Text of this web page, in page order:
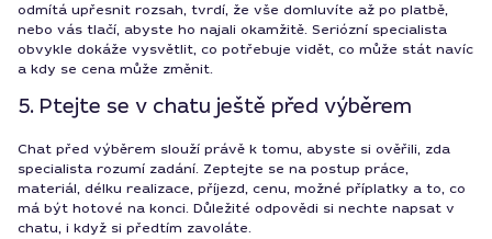
odmítá upřesnit rozsah, tvrdí, že vše domluvíte až po platbě,
nebo vás tlačí, abyste ho najali okamžitě. Seriózní specialista
obvykle dokáže vysvětlit, co potřebuje vidět, co může stát navíc
a kdy se cena může změnit.
5. Ptejte se v chatu ještě před výběrem
Chat před výběrem slouží právě k tomu, abyste si ověřili, zda
specialista rozumí zadání. Zeptejte se na postup práce,
materiál, délku realizace, příjezd, cenu, možné příplatky a to, co
má být hotové na konci. Důležité odpovědi si nechte napsat v
chatu, i když si předtím zavoláte.